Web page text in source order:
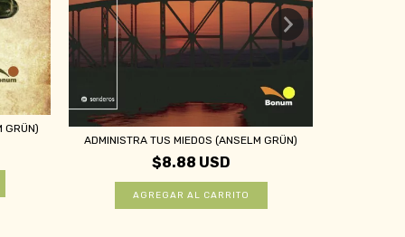
GRÜN)
ADMINISTRA TUS MIEDOS (ANSELM GRÜN)
$8.88 USD